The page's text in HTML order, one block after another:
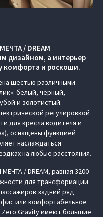
/ DREAM
дизайном, а интерьер
комфорта и роскоши.
шестью различными
белый, черный,
и золотистый.
регулировкой
для кресла водителя и
оснащены функцией
наслаждаться
на любые расстояния.
/ DREAM, равная 3200
для трансформации
задний ряд
или комфортабельное
Zero Gravity имеют большие